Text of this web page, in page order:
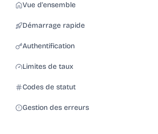
Vue d'ensemble
Démarrage rapide
Authentification
Limites de taux
Codes de statut
Gestion des erreurs